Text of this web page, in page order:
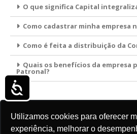
Utilizamos cookies para oferecer
experiência, melhorar o
Acessibilidade
O que significa Capital
Como cadastrar minha empresa
Como é feita a distribuição da
Quais os benefícios da empresa
Patronal?